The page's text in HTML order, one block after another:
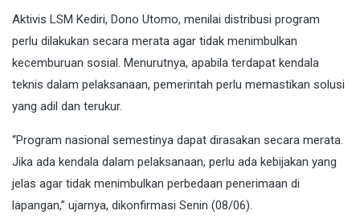
Aktivis LSM Kediri, Dono Utomo, menilai distribusi program
perlu dilakukan secara merata agar tidak menimbulkan
kecemburuan sosial. Menurutnya, apabila terdapat kendala
teknis dalam pelaksanaan, pemerintah perlu memastikan solusi
yang adil dan terukur.
“Program nasional semestinya dapat dirasakan secara merata.
Jika ada kendala dalam pelaksanaan, perlu ada kebijakan yang
jelas agar tidak menimbulkan perbedaan penerimaan di
lapangan,” ujarnya, dikonfirmasi Senin (08/06).